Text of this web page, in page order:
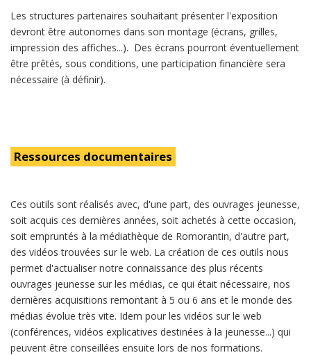
Les structures partenaires souhaitant présenter l'exposition
devront être autonomes dans son montage (écrans, grilles,
impression des affiches...). Des écrans pourront éventuellement
être prêtés, sous conditions, une participation financière sera
nécessaire (à définir).
Ressources documentaires
Ces outils sont réalisés avec, d'une part, des ouvrages jeunesse,
soit acquis ces dernières années, soit achetés à cette occasion,
soit empruntés à la médiathèque de Romorantin, d'autre part,
des vidéos trouvées sur le web. La création de ces outils nous
permet d'actualiser notre connaissance des plus récents
ouvrages jeunesse sur les médias, ce qui était nécessaire, nos
dernières acquisitions remontant à 5 ou 6 ans et le monde des
médias évolue très vite. Idem pour les vidéos sur le web
(conférences, vidéos explicatives destinées à la jeunesse...) qui
peuvent être conseillées ensuite lors de nos formations.